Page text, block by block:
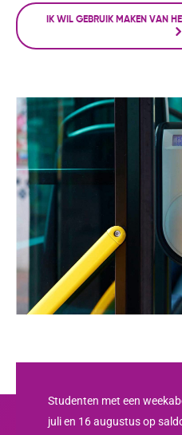
IK WIL GEBRUIK MAKEN VAN
Studenten met een
juli en 16 augustus op